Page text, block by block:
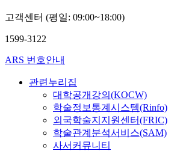
고객센터 (평일: 09:00~18:00)
1599-3122
ARS 번호안내
관련누리집
대학공개강의(KOCW)
학술정보통계시스템(Rinfo)
외국학술지지원센터(FRIC)
학술관계분석서비스(SAM)
사서커뮤니티